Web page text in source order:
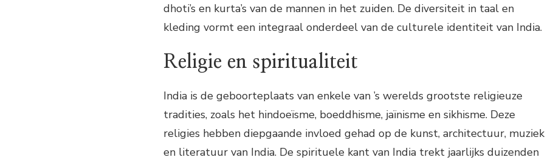
dhoti’s en kurta’s van de mannen in het zuiden. De diversiteit in taal en
kleding vormt een integraal onderdeel van de culturele identiteit van India.
Religie en spiritualiteit
India is de geboorteplaats van enkele van ’s werelds grootste religieuze
tradities, zoals het hindoeïsme, boeddhisme, jaïnisme en sikhisme. Deze
religies hebben diepgaande invloed gehad op de kunst, architectuur, muziek
en literatuur van India. De spirituele kant van India trekt jaarlijks duizenden